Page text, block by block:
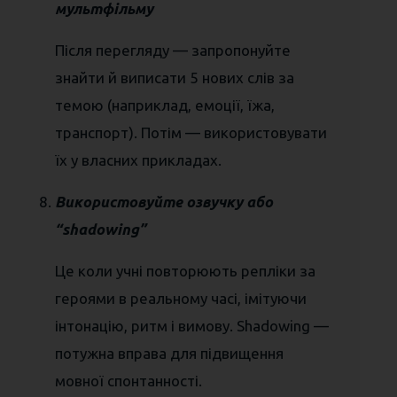
мультфільму
Після перегляду — запропонуйте
знайти й виписати 5 нових слів за
темою (наприклад, емоції, їжа,
транспорт). Потім — використовувати
їх у власних прикладах.
Використовуйте озвучку або
“shadowing”
Це коли учні повторюють репліки за
героями в реальному часі, імітуючи
інтонацію, ритм і вимову. Shadowing —
потужна вправа для підвищення
мовної спонтанності.